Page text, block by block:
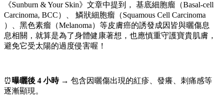
⏰曝曬後 4 小時→ 包含因 曬傷出現的紅疹 、發癢、刺痛感等
逐漸顯現。